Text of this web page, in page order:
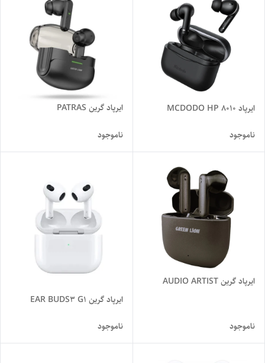
ایرپاد MCDODO HP 8010
ناموجود
ایرپاد گرین PATRAS
ناموجود
ایرپاد گرین AUDIO ARTIST
ناموجود
ایرپاد گرین EAR BUDS3 G1
ناموجود